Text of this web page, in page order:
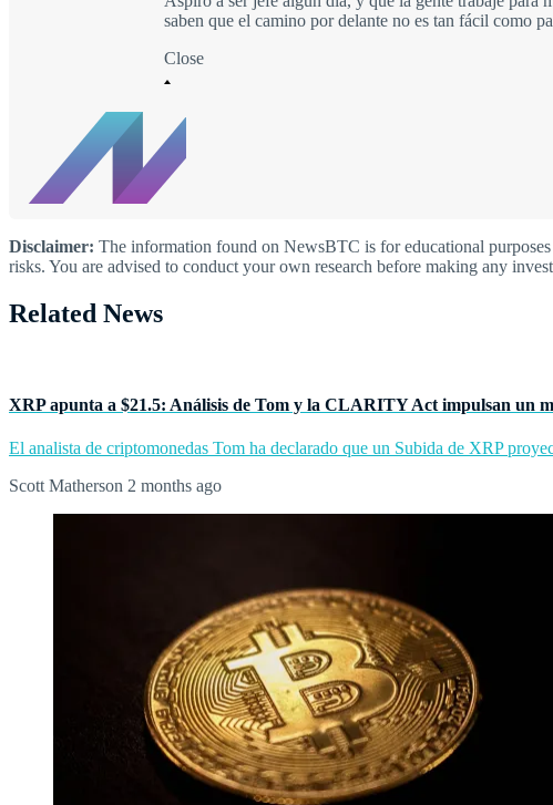
saben que el camino por delante no es tan fácil como
Close
Disclaimer: The information found on NewsBTC is for educational
risks. You are advised to conduct your own research before making any
Related News
XRP apunta a $21.5: Análisis de Tom y la CLARITY Act impulsan un
El analista de criptomonedas Tom ha declarado que un Subida de XRP
Scott Matherson 2 months ago